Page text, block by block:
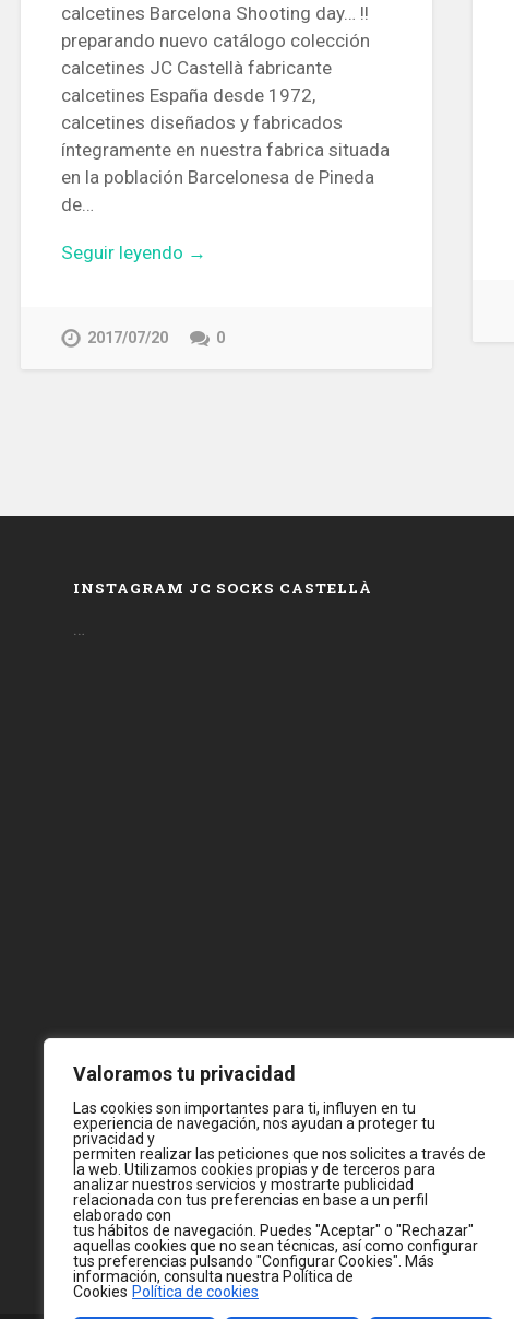
Valoramos tu privacidad
Las cookies son importantes para ti, influyen en tu
experiencia de navegación, nos ayudan a proteger tu
privacidad y
permiten realizar las peticiones que nos solicites a través de
la web. Utilizamos cookies propias y de terceros para
analizar nuestros servicios y mostrarte publicidad
relacionada con tus preferencias en base a un perfil
elaborado con
tus hábitos de navegación. Puedes "Aceptar" o "Rechazar"
aquellas cookies que no sean técnicas, así como configurar
tus preferencias pulsando "Configurar Cookies". Más
información, consulta nuestra Política de
Cookies Política de cookies
calcetines Barcelona Shooting day… !!
preparando nuevo catálogo colección
calcetines JC Castellà fabricante
calcetines España desde 1972,
calcetines diseñados y fabricados
íntegramente en nuestra fabrica situada
en la población Barcelonesa de Pineda
de…
Seguir leyendo →
2017/07/20 0
INSTAGRAM JC SOCKS CASTELLÀ